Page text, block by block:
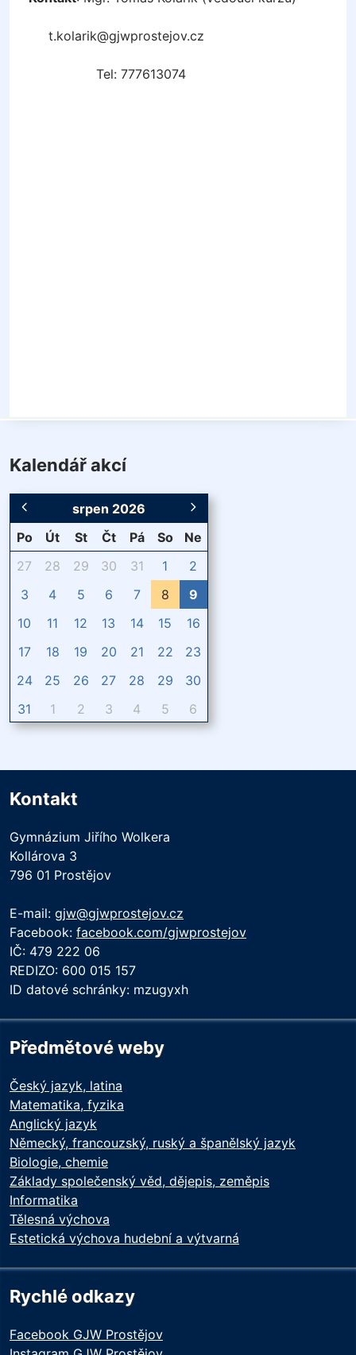
t.kolarik@gjwprostejov.cz
Tel: 777613074
Kalendář akcí
srpen 2026
Po
Út St Čt Pá So
Ne
27
28 29 30 31 1
2
3
4 5 6 7 8
9
10
11 12 13 14 15
16
17
18 19 20 21 22
23
24
25 26 27 28 29
30
31
1 2 3 4 5 6
Kontakt
Gymnázium Jiřího Wolkera
Kollárova 3
796 01 Prostějov
E-mail: gjw@gjwprostejov.cz
Facebook: facebook.com/gjwprostejov
IČ: 479 222 06
REDIZO: 600 015 157
ID datové schránky: mzugyxh
Předmětové weby
Český jazyk, latina
Matematika, fyzika
Anglický jazyk
Německý, francouzský, ruský a španělský jazyk
Biologie, chemie
Základy společenský věd, dějepis, zeměpis
Informatika
Tělesná výchova
Estetická výchova hudební a výtvarná
Rychlé odkazy
Facebook GJW Prostějov